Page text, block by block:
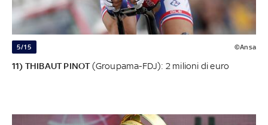
5/15 ©Ansa
11) THIBAUT PINOT(Groupama-FDJ): 2 milioni di euro